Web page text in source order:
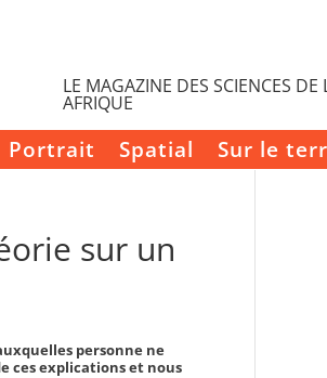
LE MAGAZINE DES SCIENCES DE
AFRIQUE
Portrait Spatial Sur le
sur un
personne ne
ces explications et nous